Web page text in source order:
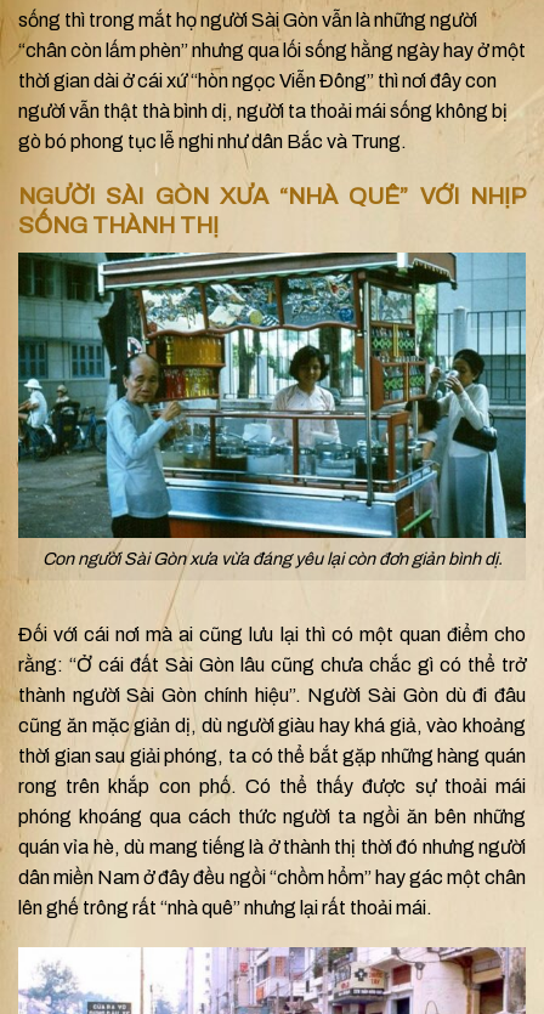
sống thì trong mắt họ người Sài Gòn vẫn là những người
“chân còn lấm phèn” nhưng qua lối sống hằng ngày hay ở một
thời gian dài ở cái xứ “hòn ngọc Viễn Đông” thì nơi đây con
người vẫn thật thà bình dị, người ta thoải mái sống không bị
gò bó phong tục lễ nghi như dân Bắc và Trung.
NGƯỜI SÀI GÒN XƯA “NHÀ QUÊ” VỚI NHỊP
SỐNG THÀNH THỊ
Con người Sài Gòn xưa vừa đáng yêu lại còn đơn giản bình dị.
Đối với cái nơi mà ai cũng lưu lại thì có một quan điểm cho
rằng: “Ở cái đất Sài Gòn lâu cũng chưa chắc gì có thể trở
thành người Sài Gòn chính hiệu”. Người Sài Gòn dù đi đâu
cũng ăn mặc giản dị, dù người giàu hay khá giả, vào khoảng
thời gian sau giải phóng, ta có thể bắt gặp những hàng quán
rong trên khắp con phố. Có thể thấy được sự thoải mái
phóng khoáng qua cách thức người ta ngồi ăn bên những
quán vỉa hè, dù mang tiếng là ở thành thị thời đó nhưng người
dân miền Nam ở đây đều ngồi “chồm hổm” hay gác một chân
lên ghế trông rất “nhà quê” nhưng lại rất thoải mái.